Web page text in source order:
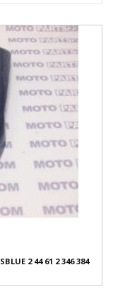
2 44 61 2 346 384